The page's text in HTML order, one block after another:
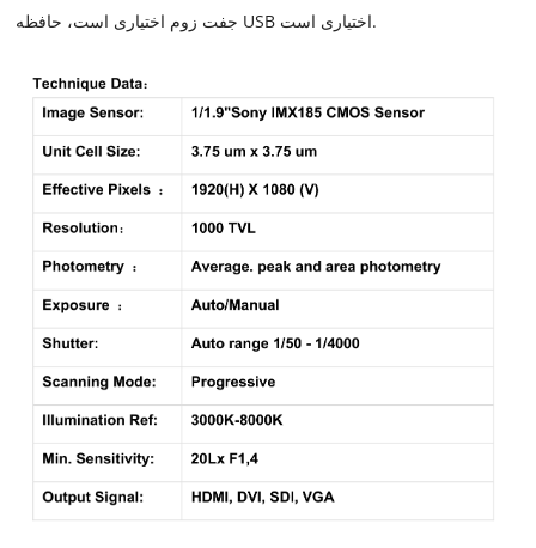
جفت زوم اختیاری است، حافظه USB اختیاری است.